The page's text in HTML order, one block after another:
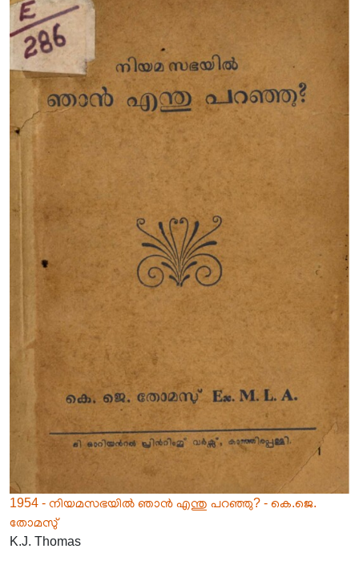
1954 - നിയമസഭയിൽ ഞാൻ എന്തു പറഞ്ഞു? - കെ.ജെ.
തോമസു്
K.J. Thomas